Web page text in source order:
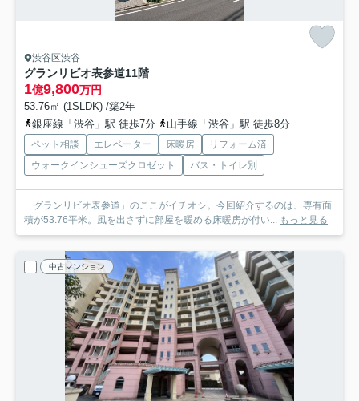
渋谷区渋谷
グランリビオ表参道11階
1億9,800万円
53.76㎡ (1SLDK) /築2年
銀座線「渋谷」駅 徒歩7分
山手線「渋谷」駅 徒歩8分
ペット相談 エレベーター 床暖房
リフォーム済
ウォークインシューズクロゼット
バス・トイレ別
「グランリビオ表参道」のここがイチオシ。今回紹介するのは、専有面
積が53.76平米。風を出さずに部屋を暖める床暖房が付い... もっと見る
中古マンション